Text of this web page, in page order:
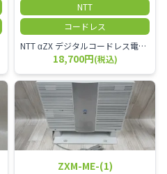
NTT
コードレス
NTT αZX デジタルコードレス電話機 対応主装置及びアンテナを使用してご利用いただけます。 特に工場や倉庫等、オフィスから離れたところで作業をされている方に適しています。
18,700円(税込)
ZXM-ME-(1)